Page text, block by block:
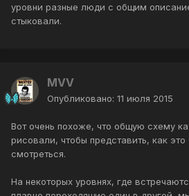
уровни разные люди с общим
стыковали.
MVV
Опубликовано: 11 июля 2015
Вот очень похоже, что общую схему
рисовали, чтобы представить, как
смотреться.
На некоторых уровнях, где